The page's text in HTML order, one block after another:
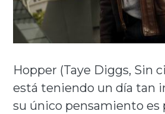
Hopper (Taye Diggs, Sin
está teniendo un día tan
su único pensamiento es